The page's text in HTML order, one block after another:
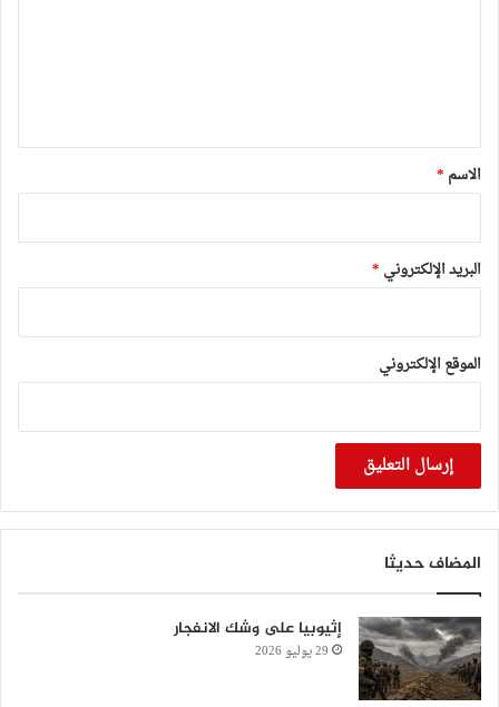
*
الاسم *
البريد الإلكتروني *
الموقع الإلكتروني
المضاف حديثا
إثيوبيا على وشك الانفجار
29 يوليو 2026